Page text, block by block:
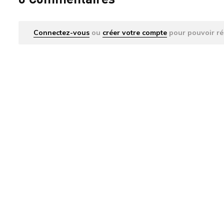
Connectez-vous ou créer votre compte pour pouvoir